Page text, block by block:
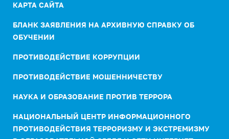
КАРТА САЙТА
БЛАНК ЗАЯВЛЕНИЯ НА АРХИВНУЮ СПРАВКУ ОБ
ОБУЧЕНИИ
ПРОТИВОДЕЙСТВИЕ КОРРУПЦИИ
ПРОТИВОДЕЙСТВИЕ МОШЕННИЧЕСТВУ
НАУКА И ОБРАЗОВАНИЕ ПРОТИВ ТЕРРОРА
НАЦИОНАЛЬНЫЙ ЦЕНТР ИНФОРМАЦИОННОГО
ПРОТИВОДЕЙСТВИЯ ТЕРРОРИЗМУ И ЭКСТРЕМИЗМУ